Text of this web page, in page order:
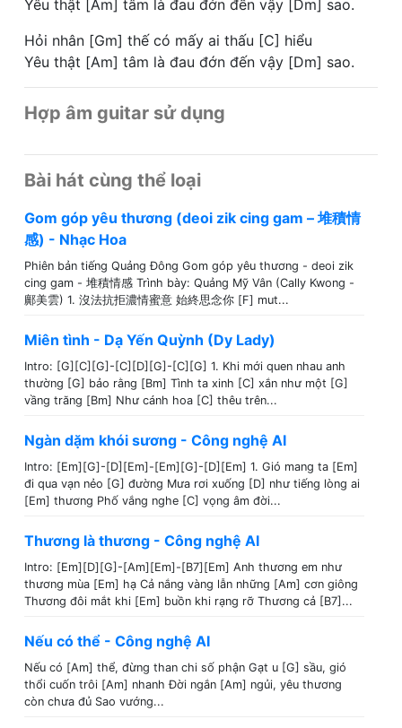
Yêu thật [Am] tâm là đau đớn đến vậy [Dm] sao.
Hỏi nhân [Gm] thế có mấy ai thấu [C] hiểu
Yêu thật [Am] tâm là đau đớn đến vậy [Dm] sao.
Hợp âm guitar sử dụng
Bài hát cùng thể loại
Gom góp yêu thương (deoi zik cing gam – 堆積情
感) - Nhạc Hoa
Phiên bản tiếng Quảng Đông Gom góp yêu thương - deoi zik
cing gam - 堆積情感 Trình bày: Quảng Mỹ Vân (Cally Kwong -
鄺美雲) 1. 沒法抗拒濃情蜜意 始終思念你 [F] mut...
Miên tình - Dạ Yến Quỳnh (Dy Lady)
Intro: [G][C][G]-[C][D][G]-[C][G] 1. Khi mới quen nhau anh
thường [G] bảo rằng [Bm] Tình ta xinh [C] xắn như một [G]
vầng trăng [Bm] Như cánh hoa [C] thêu trên...
Ngàn dặm khói sương - Công nghệ AI
Intro: [Em][G]-[D][Em]-[Em][G]-[D][Em] 1. Gió mang ta [Em]
đi qua vạn nẻo [G] đường Mưa rơi xuống [D] như tiếng lòng ai
[Em] thương Phố vắng nghe [C] vọng âm đời...
Thương là thương - Công nghệ AI
Intro: [Em][D][G]-[Am][Em]-[B7][Em] Anh thương em như
thương mùa [Em] hạ Cả nắng vàng lẫn những [Am] cơn giông
Thương đôi mắt khi [Em] buồn khi rạng rỡ Thương cả [B7]...
Nếu có thể - Công nghệ AI
Nếu có [Am] thể, đừng than chi số phận Gạt u [G] sầu, gió
thổi cuốn trôi [Am] nhanh Đời ngắn [Am] ngủi, yêu thương
còn chưa đủ Sao vướng...